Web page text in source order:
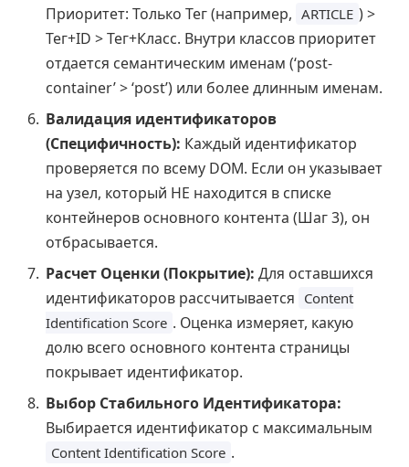
Приоритет: Только Тег (например, ARTICLE ) >
Тег+ID > Тег+Класс. Внутри классов приоритет
отдается семантическим именам (‘post-
container’ > ‘post’) или более длинным именам.
Валидация идентификаторов
(Специфичность): Каждый идентификатор
проверяется по всему DOM. Если он указывает
на узел, который НЕ находится в списке
контейнеров основного контента (Шаг 3), он
отбрасывается.
Расчет Оценки (Покрытие): Для оставшихся
идентификаторов рассчитывается Content
Identification Score . Оценка измеряет, какую
долю всего основного контента страницы
покрывает идентификатор.
Выбор Стабильного Идентификатора:
Выбирается идентификатор с максимальным
Content Identification Score .